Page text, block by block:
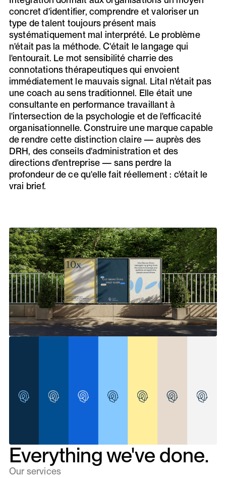
concret d'identifier, comprendre et valoriser un
type de talent toujours présent mais
systématiquement mal interprété. Le problème
n'était pas la méthode. C'était le langage qui
l'entourait. Le mot sensibilité charrie des
connotations thérapeutiques qui envoient
immédiatement le mauvais signal. Lital n'était pas
une coach au sens traditionnel. Elle était une
consultante en performance travaillant à
l'intersection de la psychologie et de l'efficacité
organisationnelle. Construire une marque capable
de rendre cette distinction claire — auprès des
DRH, des conseils d'administration et des
directions d'entreprise — sans perdre la
profondeur de ce qu'elle fait réellement : c'était le
vrai brief.
Everything we've done.
Our services